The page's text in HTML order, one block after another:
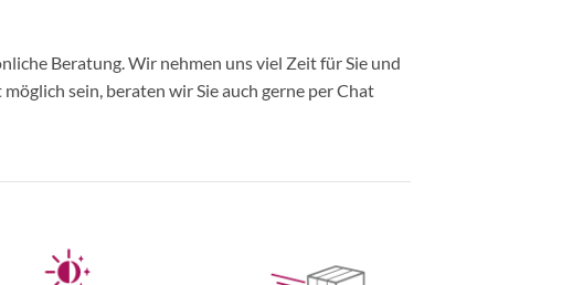
Beratung. Wir nehmen uns viel Zeit für Sie und
sein, beraten wir Sie auch gerne per Chat